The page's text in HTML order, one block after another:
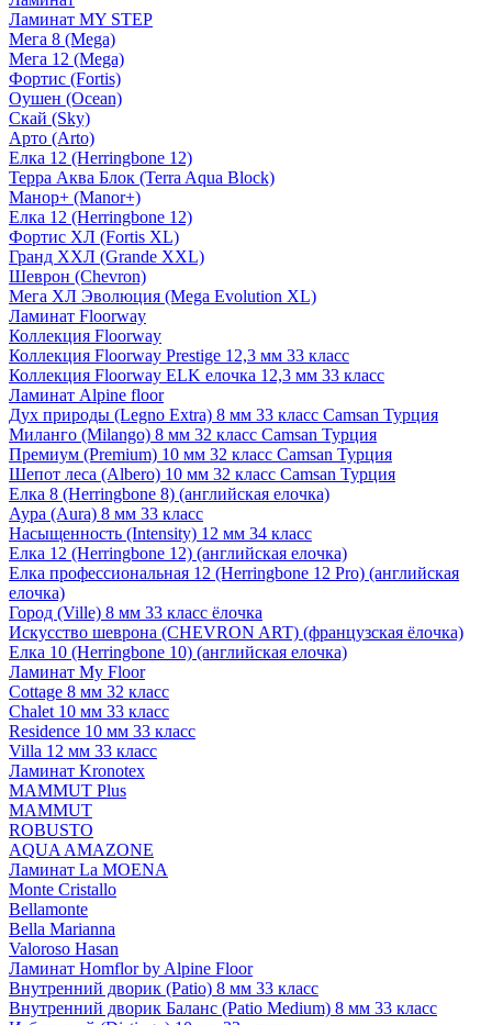
Ламинат MY STEP
Мега 8 (Mega)
Мега 12 (Mega)
Фортис (Fortis)
Оушен (Ocean)
Скай (Sky)
Арто (Arto)
Елка 12 (Herringbone 12)
Терра Аква Блок (Terra Aqua Block)
Манор+ (Manor+)
Елка 12 (Herringbone 12)
Фортис ХЛ (Fortis XL)
Гранд ХХЛ (Grande XXL)
Шеврон (Chevron)
Мега ХЛ Эволюция (Mega Evolution XL)
Ламинат Floorway
Коллекция Floorway
Коллекция Floorway Prestige 12,3 мм 33 класс
Коллекция Floorway ELK елочка 12,3 мм 33 класс
Ламинат Alpine floor
Дух природы (Legno Extra) 8 мм 33 класс Camsan Турция
Миланго (Milango) 8 мм 32 класс Camsan Турция
Премиум (Premium) 10 мм 32 класс Camsan Турция
Шепот леса (Albero) 10 мм 32 класс Camsan Турция
Елка 8 (Herringbone 8) (английская елочка)
Аура (Aura) 8 мм 33 класс
Насыщенность (Intensity) 12 мм 34 класс
Елка 12 (Herringbone 12) (английская елочка)
Елка профессиональная 12 (Herringbone 12 Pro) (английская
елочка)
Город (Ville) 8 мм 33 класс ёлочка
Искусство шеврона (CHEVRON ART) (французская ёлочка)
Елка 10 (Herringbone 10) (английская елочка)
Ламинат My Floor
Cottage 8 мм 32 класс
Chalet 10 мм 33 класс
Residence 10 мм 33 класс
Villa 12 мм 33 класс
Ламинат Kronotex
MAMMUT Plus
MAMMUT
ROBUSTO
AQUA AMAZONE
Ламинат La MOENA
Monte Cristallo
Bellamonte
Bella Marianna
Valoroso Hasan
Ламинат Homflor by Alpine Floor
Внутренний дворик (Patio) 8 мм 33 класс
Внутренний дворик Баланс (Patio Medium) 8 мм 33 класс